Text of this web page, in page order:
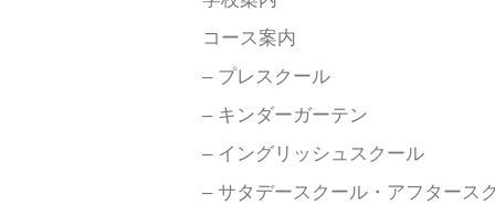
コース案内
– プレスクール
– キンダーガーテン
– イングリッシュスクール
– サタデースクール・アフタース